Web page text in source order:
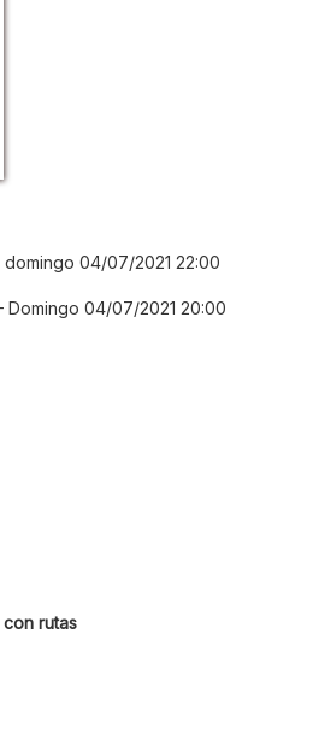
domingo 04/07/2021 22:00
Domingo 04/07/2021 20:00
rutas